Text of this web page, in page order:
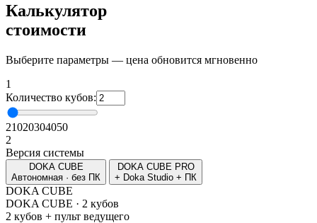
Калькулятор
стоимости
Выберите параметры — цена обновится мгновенно
1
Количество кубов:
21020304050
2
Версия системы
DOKA CUBE
Автономная · без ПК
DOKA CUBE PRO
+ Doka Studio + ПК
DOKA CUBE
DOKA CUBE · 2 кубов
2 кубов + пульт ведущего